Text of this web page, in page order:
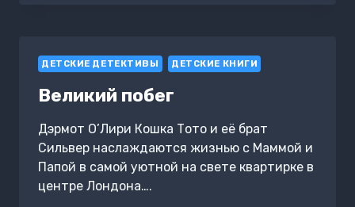
ДЕТСКИЕ ДЕТЕКТИВЫ ДЕТСКИЕ КНИГИ
Великий побег
Дэрмот О’Лири Кошка Тото и её брат
Сильвер наслаждаются жизнью с Маммой и
Папой в самой уютной на свете квартирке в
центре Лондона….